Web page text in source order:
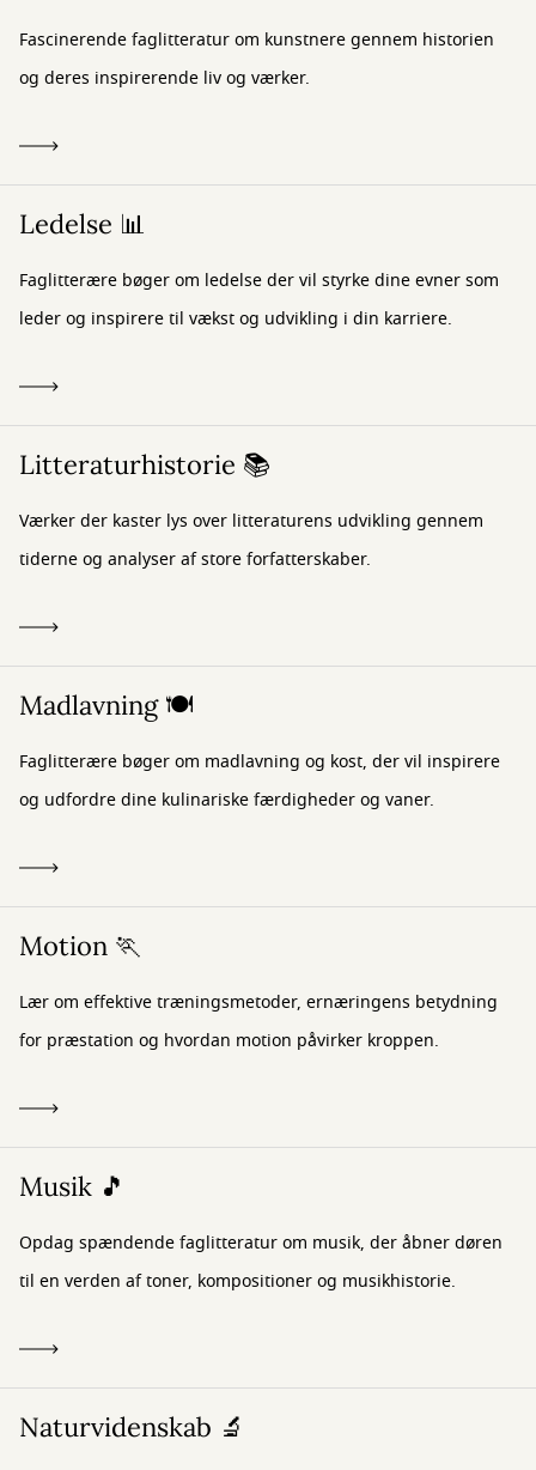
Fascinerende faglitteratur om kunstnere gennem historien
og deres inspirerende liv og værker.
Ledelse 📊
Faglitterære bøger om ledelse der vil styrke dine evner som
leder og inspirere til vækst og udvikling i din karriere.
Litteraturhistorie 📚
Værker der kaster lys over litteraturens udvikling gennem
tiderne og analyser af store forfatterskaber.
Madlavning 🍽️
Faglitterære bøger om madlavning og kost, der vil inspirere
og udfordre dine kulinariske færdigheder og vaner.
Motion 🏃
Lær om effektive træningsmetoder, ernæringens betydning
for præstation og hvordan motion påvirker kroppen.
Musik 🎵
Opdag spændende faglitteratur om musik, der åbner døren
til en verden af toner, kompositioner og musikhistorie.
Naturvidenskab 🔬